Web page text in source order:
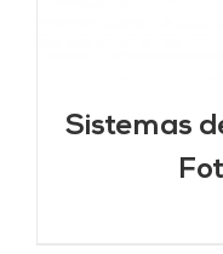
Sistemas